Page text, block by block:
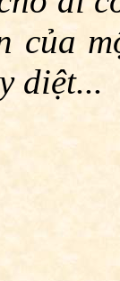
của
diệt...